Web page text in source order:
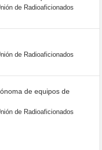
de Radioaficionados
de Radioaficionados
de equipos de
de Radioaficionados